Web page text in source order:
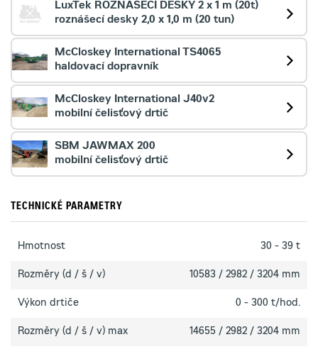
LuxTek ROZNÁŠECÍ DESKY 2 x 1 m (20t)
roznášecí desky 2,0 x 1,0 m (20 tun)
McCloskey International TS4065
haldovací dopravník
McCloskey International J40v2
mobilní čelisťový drtič
SBM JAWMAX 200
mobilní čelisťový drtič
TECHNICKÉ PARAMETRY
Hmotnost 30 - 39 t
Rozměry (d / š / v) 10583 / 2982 / 3204 mm
Výkon drtiče 0 - 300 t/hod.
Rozměry (d / š / v) max 14655 / 2982 / 3204 mm